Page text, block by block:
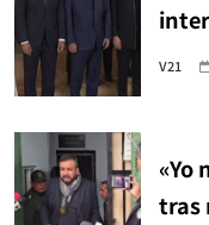
V21
«Yo
tras